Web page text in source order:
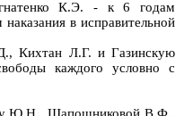
К.Э. - к 6 годам
в исправительной
Кихтан Л.Г. и Газинскую
каждого условно с